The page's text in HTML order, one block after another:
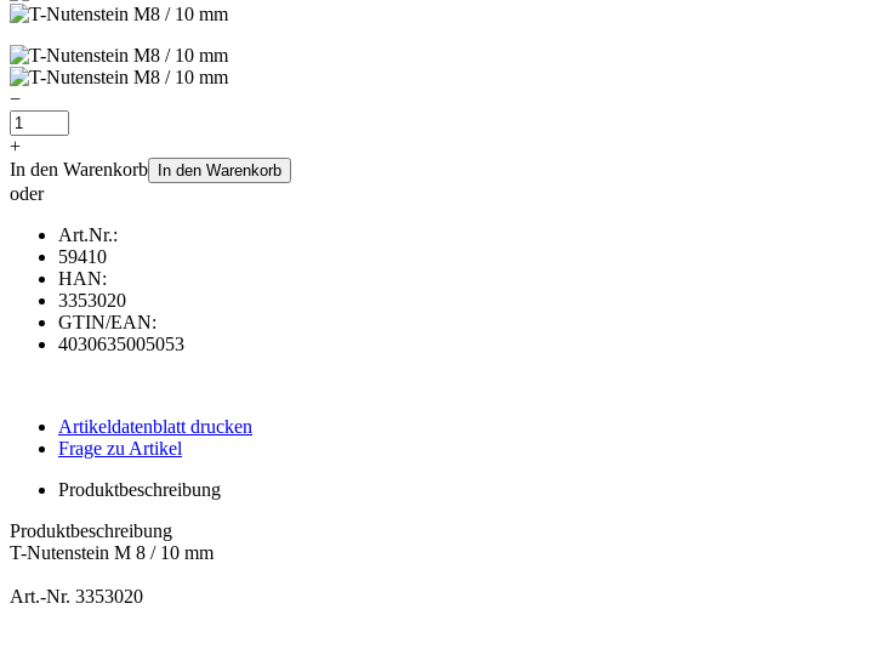
−
+
In den Warenkorb
In den Warenkorb
oder
Art.Nr.:
59410
HAN:
3353020
GTIN/EAN:
4030635005053
Artikeldatenblatt drucken
Frage zu Artikel
Produktbeschreibung
Produktbeschreibung
T-Nutenstein M 8 / 10 mm
Art.-Nr. 3353020